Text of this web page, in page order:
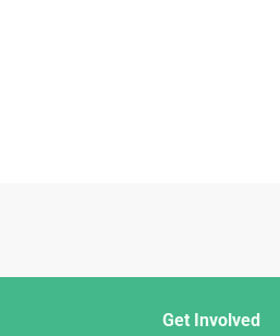
Get Involved